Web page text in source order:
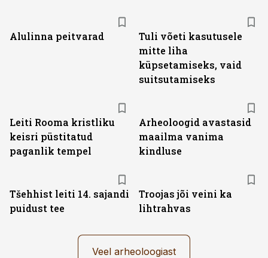
Alulinna peitvarad
Tuli võeti kasutusele
mitte liha
küpsetamiseks, vaid
suitsutamiseks
Leiti Rooma kristliku
keisri püstitatud
paganlik tempel
Arheoloogid avastasid
maailma vanima
kindluse
Tšehhist leiti 14. sajandi
puidust tee
Troojas jõi veini ka
lihtrahvas
Veel arheoloogiast